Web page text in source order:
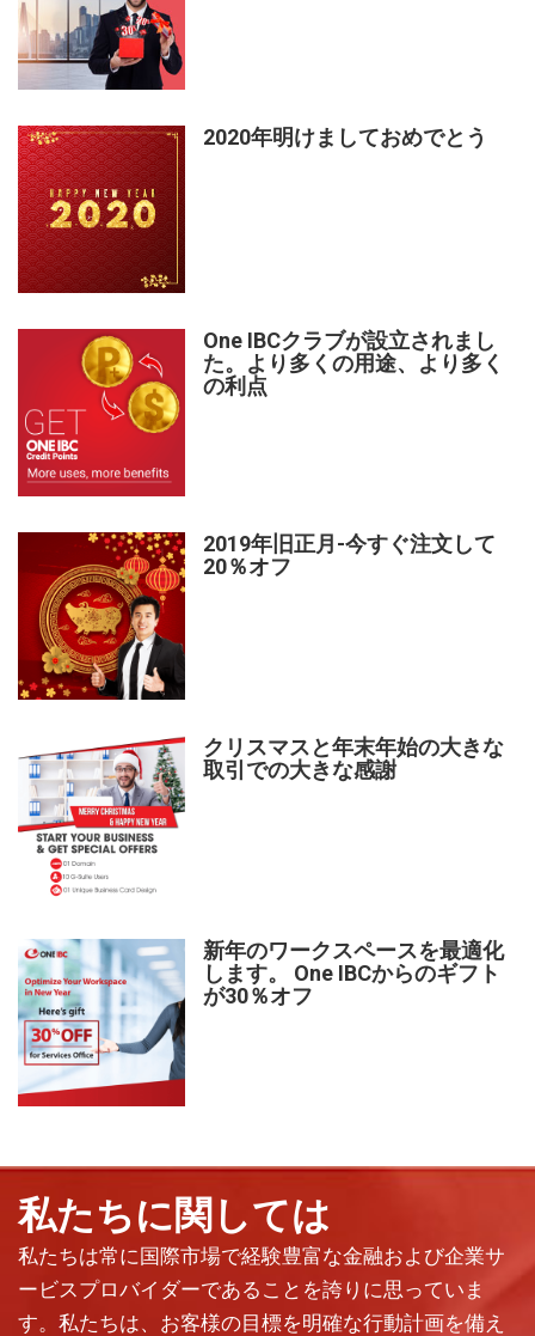
2020年明けましておめでとう
One IBCクラブが設立されまし
た。より多くの用途、より多く
の利点
2019年旧正月-今すぐ注文して
20％オフ
クリスマスと年末年始の大きな
取引での大きな感謝
新年のワークスペースを最適化
します。 One IBCからのギフト
が30％オフ
私たちに関しては
私たちは常に国際市場で経験豊富な金融および企業サ
ービスプロバイダーであることを誇りに思っていま
す。私たちは、お客様の目標を明確な行動計画を備え